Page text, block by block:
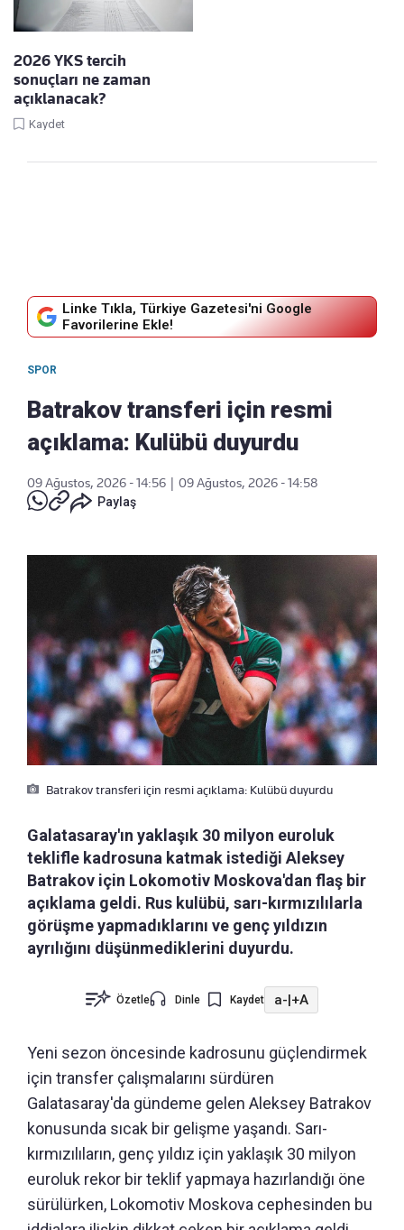
2026 YKS tercih
sonuçları ne zaman
açıklanacak?
Kaydet
Linke Tıkla, Türkiye Gazetesi'ni Google
Favorilerine Ekle!
SPOR
Batrakov transferi için resmi
açıklama: Kulübü duyurdu
09 Ağustos, 2026 - 14:56
09 Ağustos, 2026 - 14:58
Paylaş
Batrakov transferi için resmi açıklama: Kulübü duyurdu
Galatasaray'ın yaklaşık 30 milyon euroluk
teklifle kadrosuna katmak istediği Aleksey
Batrakov için Lokomotiv Moskova'dan flaş bir
açıklama geldi. Rus kulübü, sarı-kırmızılılarla
görüşme yapmadıklarını ve genç yıldızın
ayrılığını düşünmediklerini duyurdu.
Özetle Dinle Kaydet a-|+A
Yeni sezon öncesinde kadrosunu güçlendirmek
için transfer çalışmalarını sürdüren
Galatasaray'da gündeme gelen Aleksey Batrakov
konusunda sıcak bir gelişme yaşandı. Sarı-
kırmızılıların, genç yıldız için yaklaşık 30 milyon
euroluk rekor bir teklif yapmaya hazırlandığı öne
sürülürken, Lokomotiv Moskova cephesinden bu